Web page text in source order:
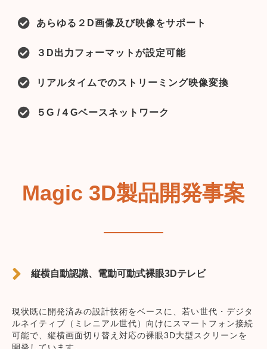
あらゆる２D画像及び映像をサポート
３D出力フォーマットが設定可能
リアルタイムでのストリーミング映像変換
５G /４Gベースネットワーク
Magic 3D製品開発事案
縦横自動認識、電動可動式裸眼3Dテレビ
現状既に開発済みの設計技術をベースに、若い世代・デジタ
ルネイティブ（ミレニアル世代）向けにスマートフォン接続
可能で、縦横画面切り替え対応の裸眼3D大型スクリーンを